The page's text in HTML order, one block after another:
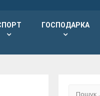
ГОСПОДАРКА
Пошук: